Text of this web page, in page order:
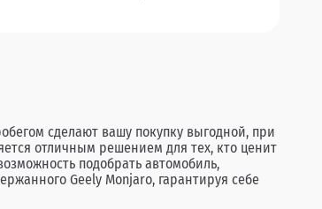
сделают вашу покупку выгодной, при
отличным решением для тех, кто ценит
подобрать автомобиль,
Geely Monjaro, гарантируя себе